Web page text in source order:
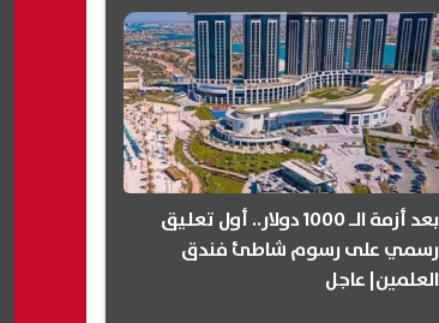
بعد أزمة الـ 1000 دولار.. أول تعليق
رسمي على رسوم شاطئ فندق
العلمين| عاجل